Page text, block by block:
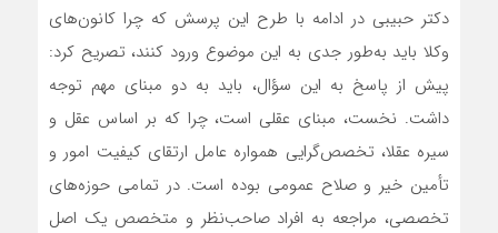
دکتر حبیبی در ادامه با طرح این پرسش که چرا کانون‌های
وکلا باید به‌طور جدی به این موضوع ورود کنند، تصریح کرد:
پیش از پاسخ به این سؤال، باید به دو مبنای مهم توجه
داشت. نخست، مبنای عقلی است، چرا که بر اساس عقل و
سیره عقلا، تخصص‌گرایی همواره عامل ارتقای کیفیت امور و
تأمین خیر و صلاح عمومی بوده است. در تمامی حوزه‌های
تخصصی، مراجعه به افراد صاحب‌نظر و متخصص یک اصل